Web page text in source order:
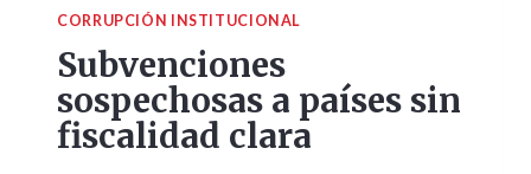
CORRUPCIÓN INSTITUCIONAL
Subvenciones
sospechosas a países sin
fiscalidad clara